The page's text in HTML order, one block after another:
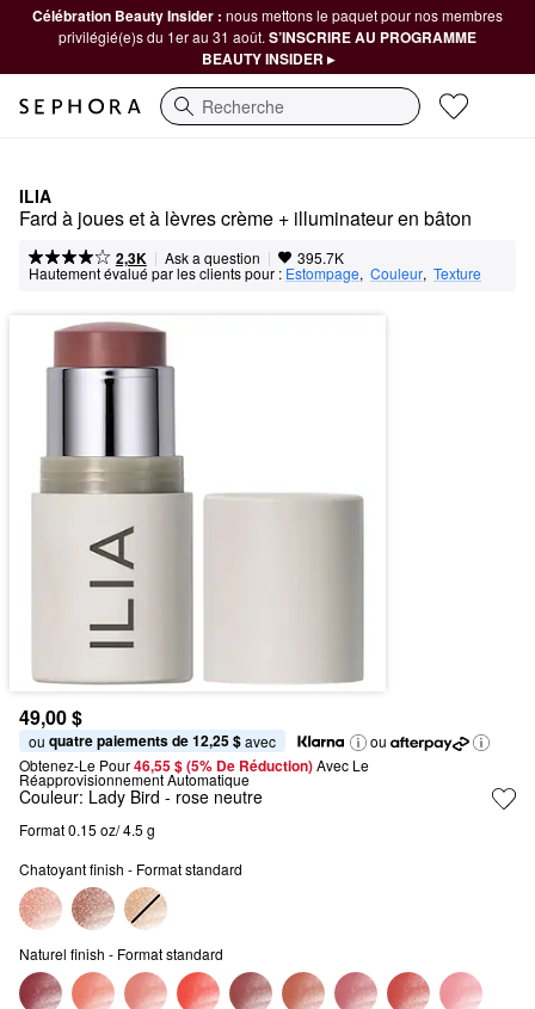
Célébration Beauty Insider : nous mettons le paquet pour nos membres
privilégié(e)s du 1er au 31 août. S’INSCRIRE AU PROGRAMME
BEAUTY INSIDER ▸
Recherche
ILIA
Fard à joues et à lèvres crème + illuminateur en bâton
2,3K | Ask a question | 395.7K
Hautement évalué par les clients pour : Estompage, Couleur, Texture
49,00 $
ou quatre paiements de 12,25 $ avec
ou
Obtenez-Le Pour46,55 $ (5% De Réduction) Avec Le
Réapprovisionnement Automatique
Couleur: Lady Bird - rose neutre
Format 0.15 oz/ 4.5 g
Chatoyant finish - Format standard
Naturel finish - Format standard